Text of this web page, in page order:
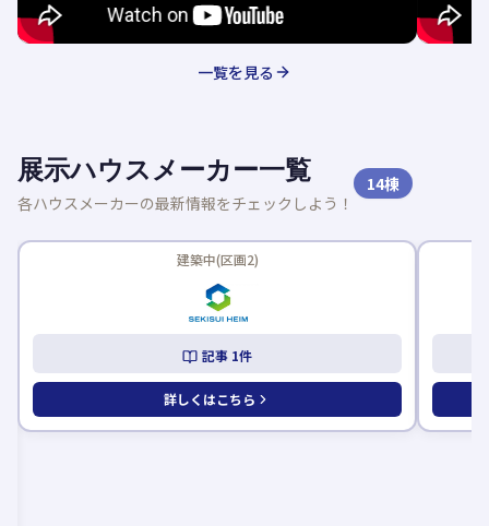
一覧を見る
展示ハウスメーカー一覧
各ハウスメーカーの最新情報をチェックしよう！
14棟
建築中(区画2)
記事1件
詳しくはこちら
新着記事あり